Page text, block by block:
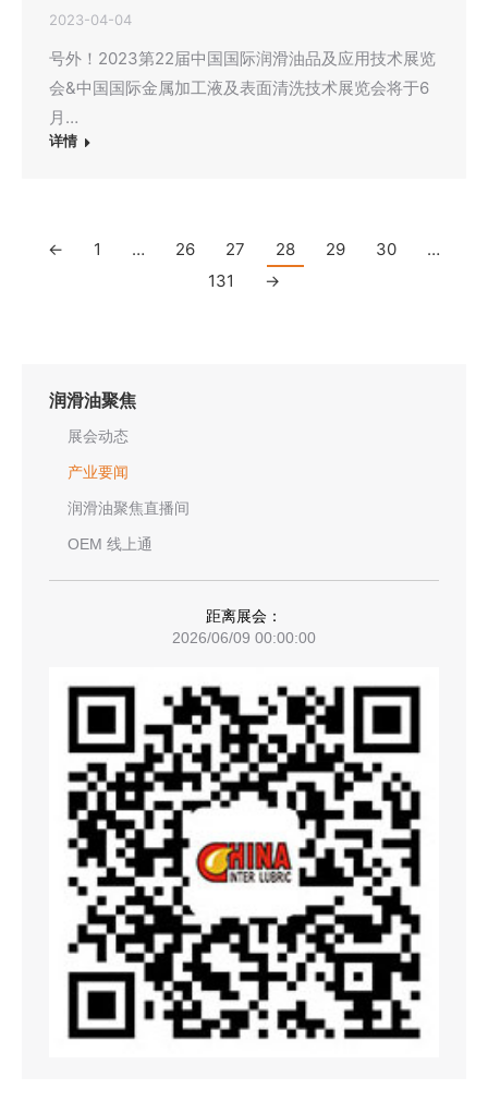
2023-04-04
号外！2023第22届中国国际润滑油品及应用技术展览
会&中国国际金属加工液及表面清洗技术展览会将于6
月…
详情
← 1 … 26 27 28 29 30
…
131
→
润滑油聚焦
展会动态
产业要闻
润滑油聚焦直播间
OEM 线上通
距离展会：
2026/06/09 00:00:00